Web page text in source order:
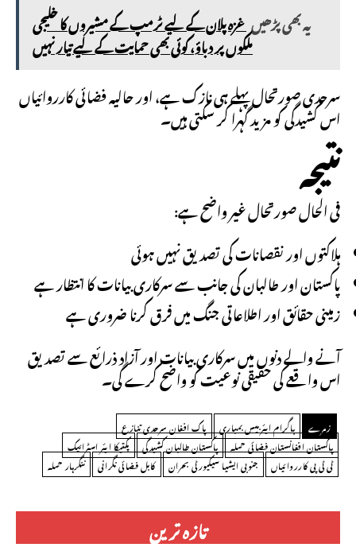
تازہ ترین
یہ بھی پڑھیںغزہ پلان کے لیے ٹرمپ کے مشیروں کا خلیجی
ملکوں پر دباؤ، کوئی بھی حمایت کے لیے تیار نہیں
سرحدی صورتحال پہلے ہی نازک ہے، اور حالیہ فضائی کارروائیاں
اس کشیدگی کو مزید گہرا کر سکتی ہیں۔
نتیجہ
فی الحال صورتحال غیر واضح ہے:
ہلاکتوں اور نقصانات کی تصدیق نہیں ہوئی
پاکستان اور طالبان کی جانب سے سرکاری بیانات کا انتظار ہے
زمینی حقائق اور اطلاعاتی جنگ میں فرق کرنا ضروری ہے
آنے والے دنوں میں سرکاری بیانات اور آزاد ذرائع سے تصدیق
اس واقعے کی حقیقی نوعیت کو واضح کرے گی۔
زمرے باگرام ایئربیس بمباری
پاک افغان سرحدی تنازع
پاکستان افغانستان فضائی حملہ
پاکستان طالبان کشیدگی
پکتیکا ایئر اسٹرائیک
ٹی ٹی پی کارروائیاں
جنوبی ایشیا سیکیورٹی بحران کابل فضائی نگرانی ننگرہار حملہ